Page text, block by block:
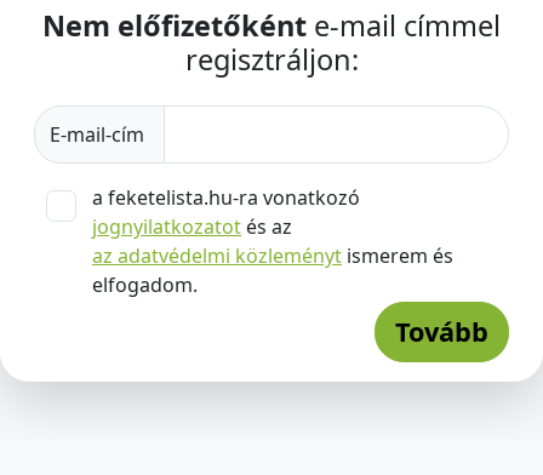
Nem előfizetőként e-mail címmel
regisztráljon:
E-mail-cím
a feketelista.hu-ra vonatkozó
jognyilatkozatot és az
az adatvédelmi közleményt ismerem és
elfogadom.
Tovább